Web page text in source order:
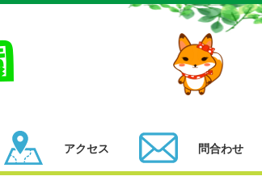
アクセス 問合わせ